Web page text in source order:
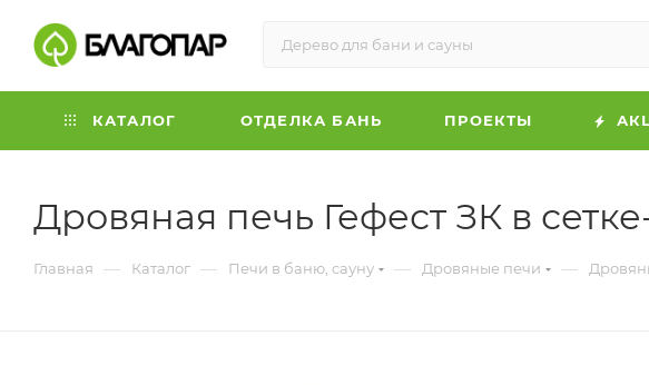
КАТАЛОГ ОТДЕЛКА БАНЬ ПРОЕКТЫ
Дровяная печь Гефест ЗК в
Главная — Каталог — Печи в баню, сауну — Дровяные печи —